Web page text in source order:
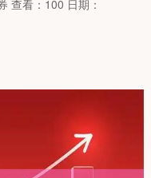
查看：100 日期：